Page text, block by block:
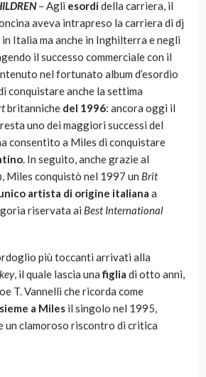
– Agli esordidella carriera, il
aveva intrapreso la carriera di dj
Italia ma anche in Inghilterra e negli
il successo commerciale con il
nel fortunato album d’esordio
conquistare anche la settima
britanniche del 1996: ancora oggi il
resta uno dei maggiori successi del
consentito a Miles di conquistare
. In seguito, anche grazie al
, Miles conquistò nel 1997 un Brit
artista di origine italiana a
riservata ai Best International
più toccanti arrivati alla
, il quale lascia unafiglia di otto anni,
T. Vannelli che ricorda come
a Miles il singolo nel 1995,
un clamoroso riscontro di critica